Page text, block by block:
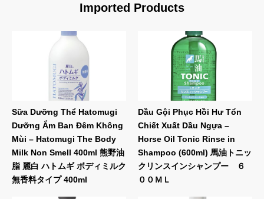
Imported Products
Sữa Dưỡng Thể Hatomugi
Dưỡng Ẩm Ban Đêm Không
Mùi – Hatomugi The Body
Milk Non Smell 400ml 熊野油
脂 麗白 ハトムギ ボディミルク
無香料タイプ 400ml
Dầu Gội Phục Hồi Hư Tổn
Chiết Xuất Dầu Ngựa –
Horse Oil Tonic Rinse in
Shampoo (600ml) 馬油トニッ
クリンスインシャンプー ６
００ＭＬ